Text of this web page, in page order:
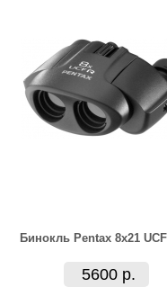
Бинокль Pentax 8x21
5600 р.